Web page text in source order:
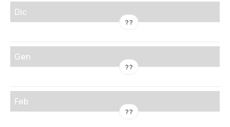
Dic
??
Gen
??
Feb
??